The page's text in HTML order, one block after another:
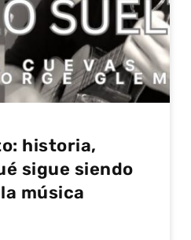
historia,
sigue siendo
música